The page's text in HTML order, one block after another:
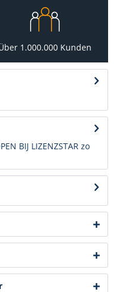
1.000.000 Kunden
BIJ LIZENZSTAR zo